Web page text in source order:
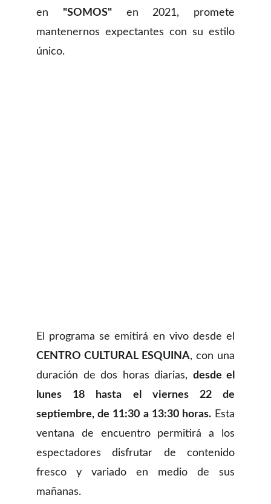
en "SOMOS"en 2021, promete
mantenernos expectantes con su estilo
único.
El programa se emitirá en vivo desde el
CENTRO CULTURAL ESQUINA, con una
duración de dos horas diarias, desde el
lunes 18 hasta el viernes 22 de
septiembre, de 11:30 a 13:30 horas.Esta
ventana de encuentro permitirá a los
espectadores disfrutar de contenido
fresco y variado en medio de sus
mañanas.